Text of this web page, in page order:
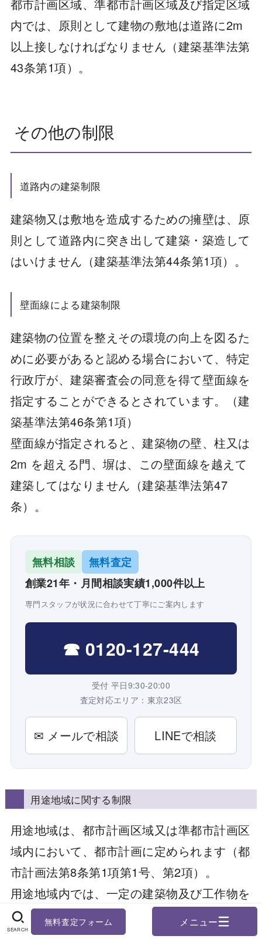
SEARCH
無料査定フォーム
都市計画区域、準都市計画区域及び指定区域
内では、原則として建物の敷地は道路に2m
以上接しなければなりません（建築基準法第
43条第1項）。
その他の制限
道路内の建築制限
建築物又は敷地を造成するための擁壁は、原
則として道路内に突き出して建築・築造して
はいけません（建築基準法第44条第1項）。
壁面線による建築制限
建築物の位置を整えその環境の向上を図るた
めに必要があると認める場合において、特定
行政庁が、建築審査会の同意を得て壁面線を
指定することができるとされています。（建
築基準法第46条第1項）
壁面線が指定されると、建築物の壁、柱又は
2m を超える門、塀は、この壁面線を越えて
建築してはなりません（建築基準法第47
条）。
無料相談
無料査定
創業21年・月間相談実績1,000件以上
専門スタッフが状況に合わせて丁寧にご案内します
☎ 0120-127-444
受付 平日9:30-20:00
査定対応エリア：東京23区
✉ メールで相談 LINEで相談
用途地域に関する制限
用途地域は、都市計画区域又は準都市計画区
域内において、都市計画に定められます（都
市計画法第8条第1項第1号、第2項）。
用途地域内では、一定の建築物及び工作物を
建築することが制限されています。
※神社、寺院、協会、保育所、診療所、公衆